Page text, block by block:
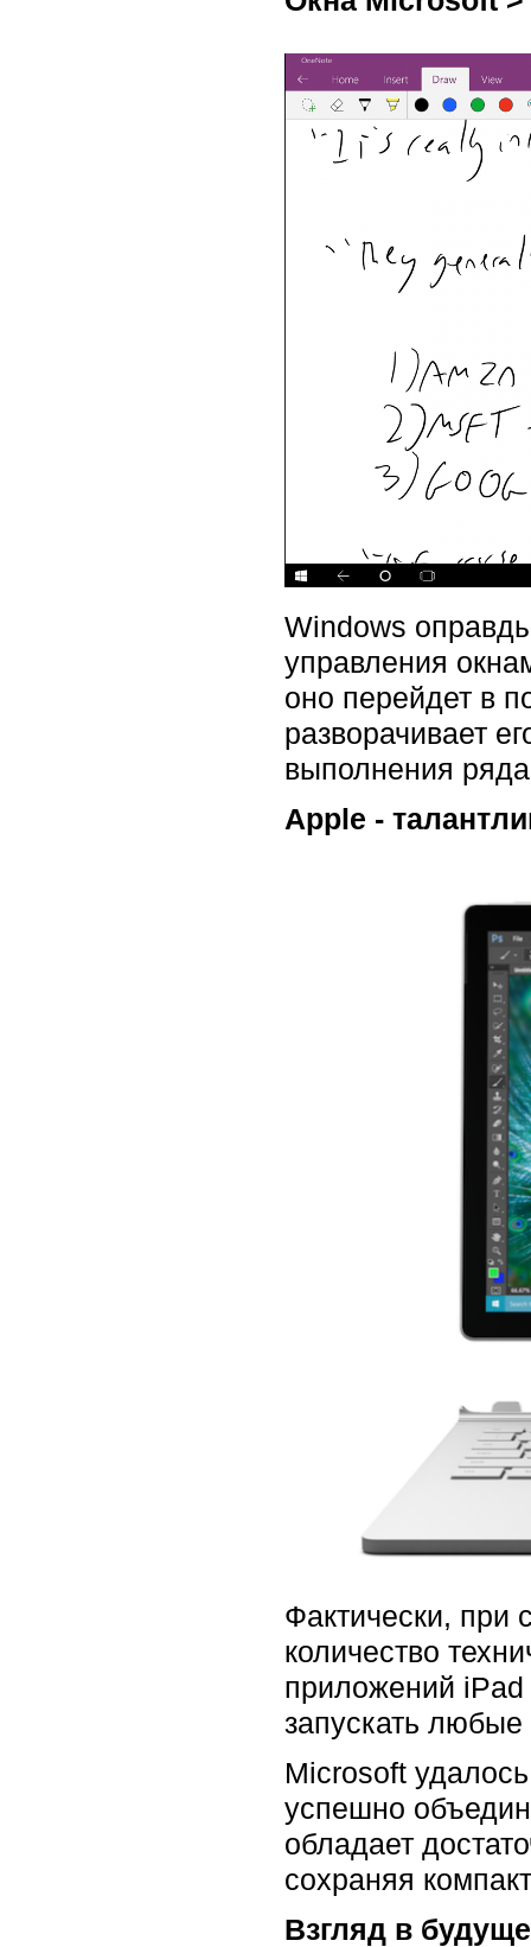
Windows
управления
оно перейдет в
разворачивает
выполнения
Apple -
Фактически, при
количество
приложений iPad
запускать
Microsoft
успешно
обладает
сохраняя
Взгляд в